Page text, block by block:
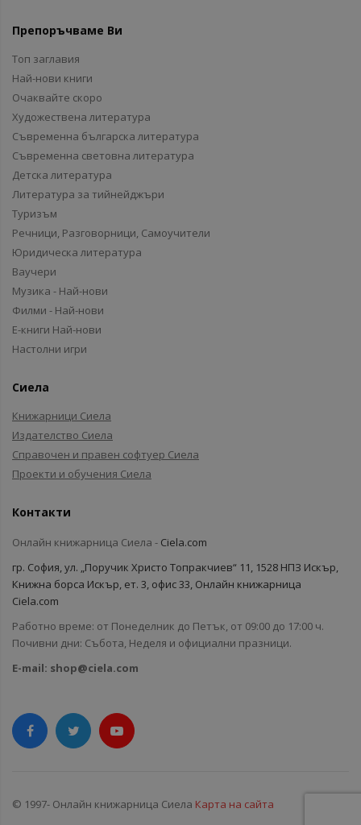
Препоръчваме Ви
Топ заглавия
Най-нови книги
Очаквайте скоро
Художествена литература
Съвременна българска литература
Съвременна световна литература
Детска литература
Литература за тийнейджъри
Туризъм
Речници, Разговорници, Самоучители
Юридическа литература
Ваучери
Музика - Най-нови
Филми - Най-нови
Е-книги Най-нови
Настолни игри
Сиела
Книжарници Сиела
Издателство Сиела
Справочен и правен софтуер Сиела
Проекти и обучения Сиела
Контакти
Онлайн книжарница Сиела - Ciela.com
гр. София, ул. „Поручик Христо Топракчиев“ 11, 1528 НПЗ Искър,
Книжна борса Искър, ет. 3, офис 33, Онлайн книжарница
Ciela.com
Работно време: от Понеделник до Петък, от 09:00 до 17:00 ч.
Почивни дни: Събота, Неделя и официални празници.
E-mail: shop@ciela.com
© 1997- Онлайн книжарница Сиела Карта на сайта